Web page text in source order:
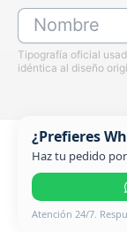
Nombre
Tipografía oficial
idéntica al diseño
¿Prefieres
Haz tu pedido
Atención 24/7.